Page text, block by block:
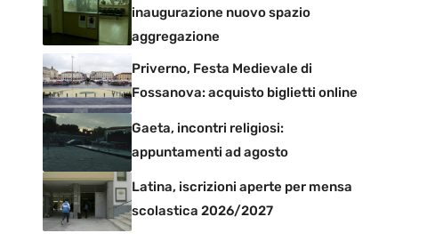
inaugurazione nuovo spazio
aggregazione
Priverno, Festa Medievale di
Fossanova: acquisto biglietti online
Gaeta, incontri religiosi:
appuntamenti ad agosto
Latina, iscrizioni aperte per mensa
scolastica 2026/2027